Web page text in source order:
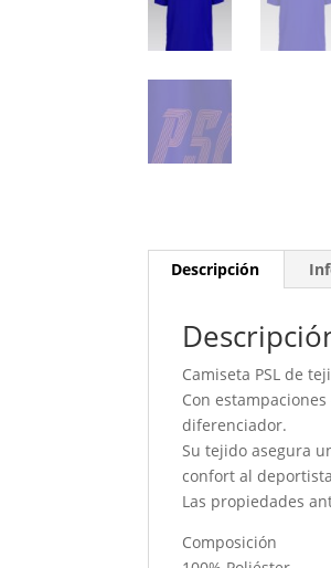
Descripción
Camiseta PSL de
Con
diferenciador.
Su tejido asegura
confort al
Las propiedades
Composición